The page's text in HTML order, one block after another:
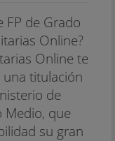
FP de Grado
Online?
Online te
titulación
de
Medio, que
su gran